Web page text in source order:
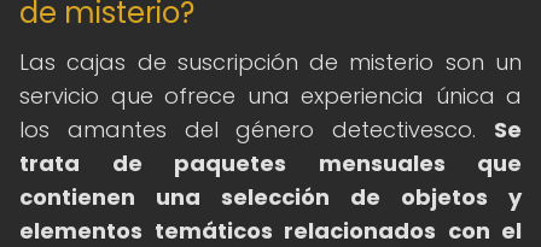
de misterio?
Las cajas de suscripción de misterio son un
servicio que ofrece una experiencia única a
los amantes del género detectivesco. Se
trata de paquetes mensuales que
contienen una selección de objetos y
elementos temáticos relacionados con el